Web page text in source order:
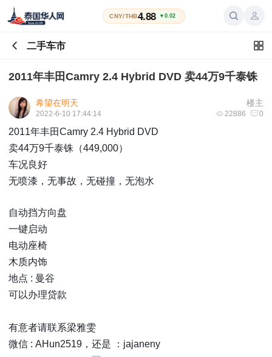
CNY/THB4.88 ▼0.02
二手车市
2011年丰田Camry 2.4 Hybrid DVD 卖44万9千泰铢
楼主
希望在明天
22886 0
2022-6-10 17:44:14
2011年丰田Camry 2.4 Hybrid DVD
卖44万9千泰铢（449,000）
车况良好
无喷漆，无事故，无碰撞，无泡水
自动挡方向盘
一键启动
电动座椅
木质内饰
地点 : 曼谷
可以办理贷款
有意者请联系梁雅雯
微信 : AHun2519，还是 ：jajaneny